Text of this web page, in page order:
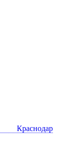
Краснодар